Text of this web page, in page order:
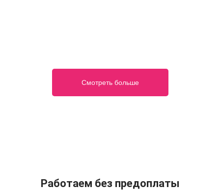
Смотреть больше
Работаем без предоплаты